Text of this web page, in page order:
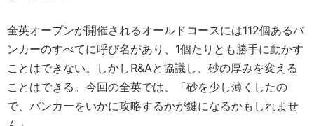
全英オープンが開催されるオールドコースには112個あるバ
ンカーのすべてに呼び名があり、1個たりとも勝手に動かす
ことはできない。しかしR&Aと協議し、砂の厚みを変える
ことはできる。今回の全英では、「砂を少し薄くしたの
で、バンカーをいかに攻略するかが鍵になるかもしれませ